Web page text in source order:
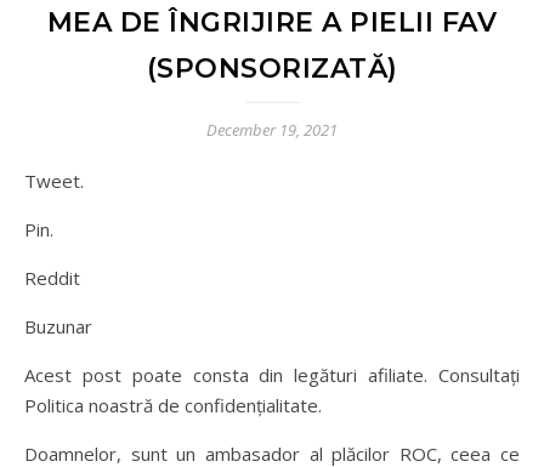
MEA DE ÎNGRIJIRE A PIELII FAV
(SPONSORIZATĂ)
December 19, 2021
Tweet.
Pin.
Reddit
Buzunar
Acest post poate consta din legături afiliate. Consultați
Politica noastră de confidențialitate.
Doamnelor, sunt un ambasador al plăcilor ROC, ceea ce